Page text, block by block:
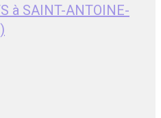
à SAINT-ANTOINE-